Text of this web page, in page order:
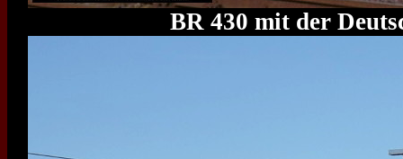
BR 430 mit der